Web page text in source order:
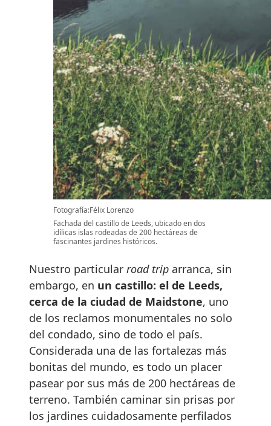
Fotografía:Félix Lorenzo
Fachada del castillo de Leeds, ubicado en dos
idílicas islas rodeadas de 200 hectáreas de
fascinantes jardines históricos.
Nuestro particular road trip arranca, sin
embargo, en un castillo: el de Leeds,
cerca de la ciudad de Maidstone, uno
de los reclamos monumentales no solo
del condado, sino de todo el país.
Considerada una de las fortalezas más
bonitas del mundo, es todo un placer
pasear por sus más de 200 hectáreas de
terreno. También caminar sin prisas por
los jardines cuidadosamente perfilados